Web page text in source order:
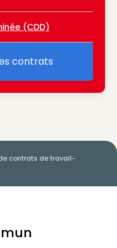
à Durée Déterminée
(CDD)
tous les contrats
contrats
contrats de travail-